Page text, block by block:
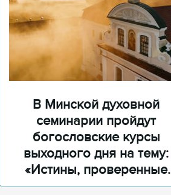
В Минской духовной
семинарии пройдут
богословские курсы
выходного дня на тему:
«Истины, проверенные
временем»